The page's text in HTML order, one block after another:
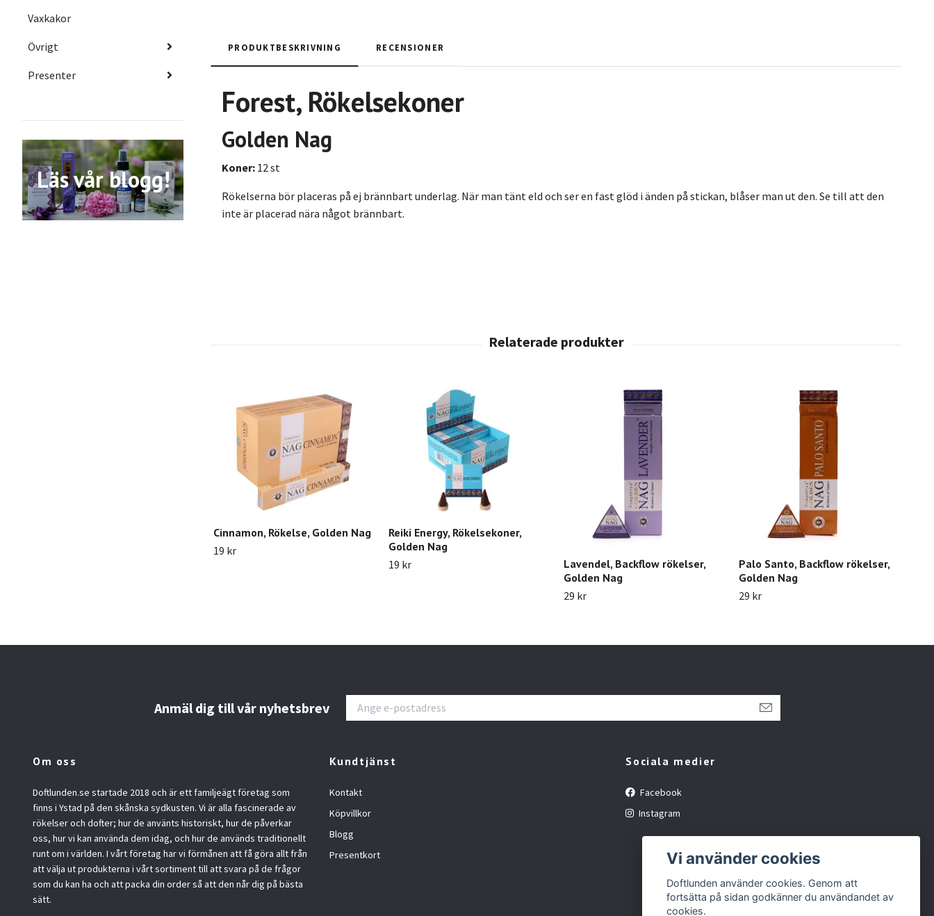
Vaxkakor
Övrigt
Presenter
Läs vår blogg!
PRODUKTBESKRIVNING RECENSIONER
Forest, Rökelsekoner
Golden Nag
Koner: 12 st
Rökelserna bör placeras på ej brännbart underlag. När man tänt eld och ser en fast glöd i änden på stickan, blåser man ut den. Se till att den
inte är placerad nära något brännbart.
Cinnamon, Rökelse, Golden Nag
19 kr
Reiki Energy, Rökelsekoner,
Golden Nag
19 kr
Lavendel, Backflow rökelser,
Golden Nag
29 kr
Palo Santo, Backflow rökelser,
Golden Nag
29 kr
Anmäl dig till vår nyhetsbrev
Om oss
Doftlunden.se startade 2018 och är ett familjeägt företag som
finns i Ystad på den skånska sydkusten. Vi är alla fascinerade av
rökelser och dofter; hur de använts historiskt, hur de påverkar
oss, hur vi kan använda dem idag, och hur de används traditionellt
runt om i världen. I vårt företag har vi förmånen att få göra allt från
att välja ut produkterna i vårt sortiment till att svara på de frågor
som du kan ha och att packa din order så att den når dig på bästa
sätt.
Kundtjänst
Kontakt
Köpvillkor
Blogg
Presentkort
Sociala medier
Facebook
Instagram
Vi använder cookies
Doftlunden använder cookies. Genom att
fortsätta på sidan godkänner du användandet av
cookies.